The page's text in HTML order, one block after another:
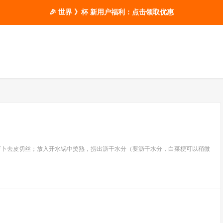
去皮切丝；放入开水锅中烫熟，捞出沥干水分（要沥干水分，白菜梗可以稍微
🎉 世界 》杯 新用户福利：点击领取优惠